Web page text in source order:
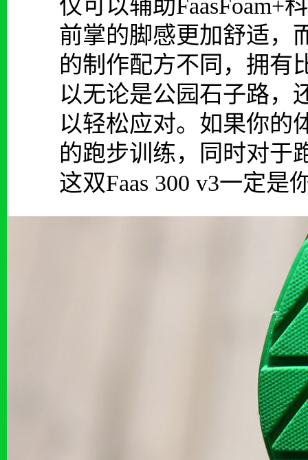
仅可以辅助FaasFoam+
前掌的脚感更加舒适，
的制作配方不同，拥有
以无论是公园石子路，
以轻松应对。如果你的
的跑步训练，同时对于
这双Faas 300 v3一定是